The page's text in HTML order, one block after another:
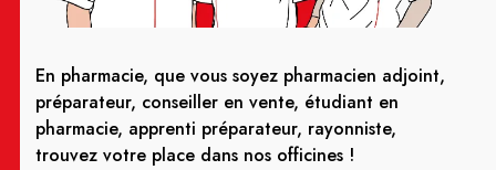
En pharmacie, que vous soyez pharmacien adjoint,
préparateur, conseiller en vente, étudiant en
pharmacie, apprenti préparateur, rayonniste,
trouvez votre place dans nos officines !